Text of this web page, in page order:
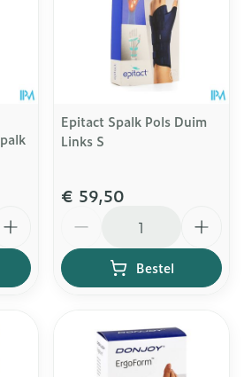
Epitact Spalk Pols Duim
Links S
€ 59,50
Bestel